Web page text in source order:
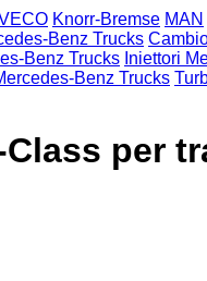
Knorr-Bremse MAN
Benz Trucks
Benz Trucks Iniettori
Benz Trucks
per